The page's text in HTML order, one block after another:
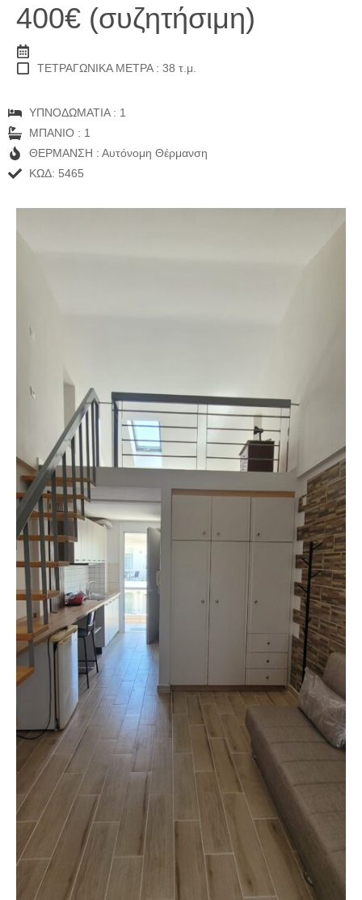
400€ (συζητήσιμη)
ΤΕΤΡΑΓΩΝΙΚΑ ΜΕΤΡΑ : 38 τ.μ.
ΥΠΝΟΔΩΜΑΤΙΑ : 1
ΜΠΑΝΙΟ : 1
ΘΕΡΜΑΝΣΗ : Αυτόνομη Θέρμανση
ΚΩΔ: 5465